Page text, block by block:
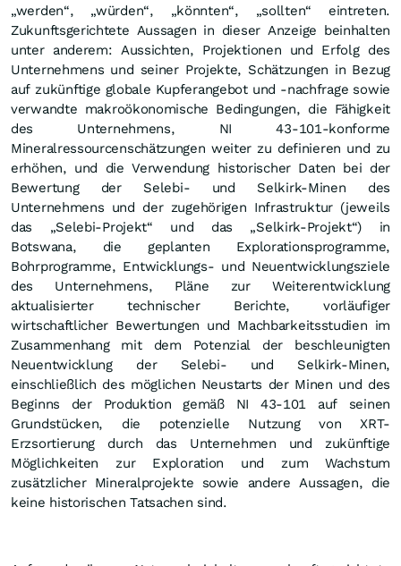
„werden“, „würden“, „könnten“, „sollten“ eintreten.
Zukunftsgerichtete Aussagen in dieser Anzeige beinhalten
unter anderem: Aussichten, Projektionen und Erfolg des
Unternehmens und seiner Projekte, Schätzungen in Bezug
auf zukünftige globale Kupferangebot und -nachfrage sowie
verwandte makroökonomische Bedingungen, die Fähigkeit
des Unternehmens, NI 43-101-konforme
Mineralressourcenschätzungen weiter zu definieren und zu
erhöhen, und die Verwendung historischer Daten bei der
Bewertung der Selebi- und Selkirk-Minen des
Unternehmens und der zugehörigen Infrastruktur (jeweils
das „Selebi-Projekt“ und das „Selkirk-Projekt“) in
Botswana, die geplanten Explorationsprogramme,
Bohrprogramme, Entwicklungs- und Neuentwicklungsziele
des Unternehmens, Pläne zur Weiterentwicklung
aktualisierter technischer Berichte, vorläufiger
wirtschaftlicher Bewertungen und Machbarkeitsstudien im
Zusammenhang mit dem Potenzial der beschleunigten
Neuentwicklung der Selebi- und Selkirk-Minen,
einschließlich des möglichen Neustarts der Minen und des
Beginns der Produktion gemäß NI 43-101 auf seinen
Grundstücken, die potenzielle Nutzung von XRT-
Erzsortierung durch das Unternehmen und zukünftige
Möglichkeiten zur Exploration und zum Wachstum
zusätzlicher Mineralprojekte sowie andere Aussagen, die
keine historischen Tatsachen sind.